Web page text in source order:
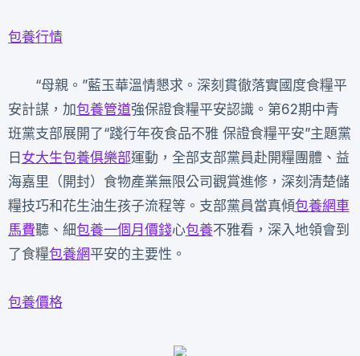
包養行情
“母親。”藍玉華溫情懇求。深刻貫徹落實國度食糧平
安計謀，加包養管道強保證食糧平安認識。第62期中青
班黨支部展開了“踐行年夜食品不雅 保證食糧平安”主題黨
日 女大生包養俱樂部運動，全部支部黨員赴開糧團體、益
海嘉里（開封）食物產業無限公司觀賞進修，深刻清楚儲
糧技巧和花生油生孩子流程等。支部黨員當真傾包養網車
馬費聽、細包養一個月價錢心包養不雅看，深入地領會到
了食糧包養網平安的主要性。
包養價格